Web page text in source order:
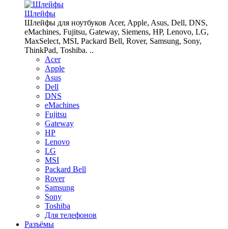
Шлейфы
Шлейфы для ноутбуков Acer, Apple, Asus, Dell, DNS,
eMachines, Fujitsu, Gateway, Siemens, HP, Lenovo, LG,
MaxSelect, MSI, Packard Bell, Rover, Samsung, Sony,
ThinkPad, Toshiba. ..
Acer
Apple
Asus
Dell
DNS
eMachines
Fujitsu
Gateway
HP
Lenovo
LG
MSI
Packard Bell
Rover
Samsung
Sony
Toshiba
Для телефонов
Разъёмы